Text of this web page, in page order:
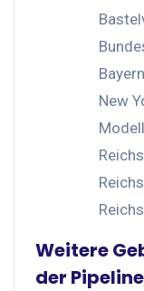
New
Weitere
der Pipeline